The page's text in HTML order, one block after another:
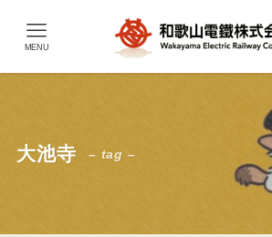
MENU
大池寺 – tag –